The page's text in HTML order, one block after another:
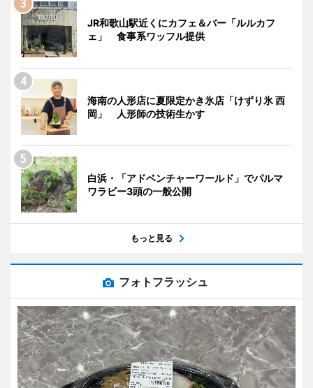
JR和歌山駅近くにカフェ＆バー「ルルカフ
ェ」 食事系ワッフル提供
海南の人形店に夏限定かき氷店「けずり氷 西
岡」 人形師の技術生かす
白浜・「アドベンチャーワールド」でパルマ
ワラビー3頭の一般公開
もっと見る
フォトフラッシュ